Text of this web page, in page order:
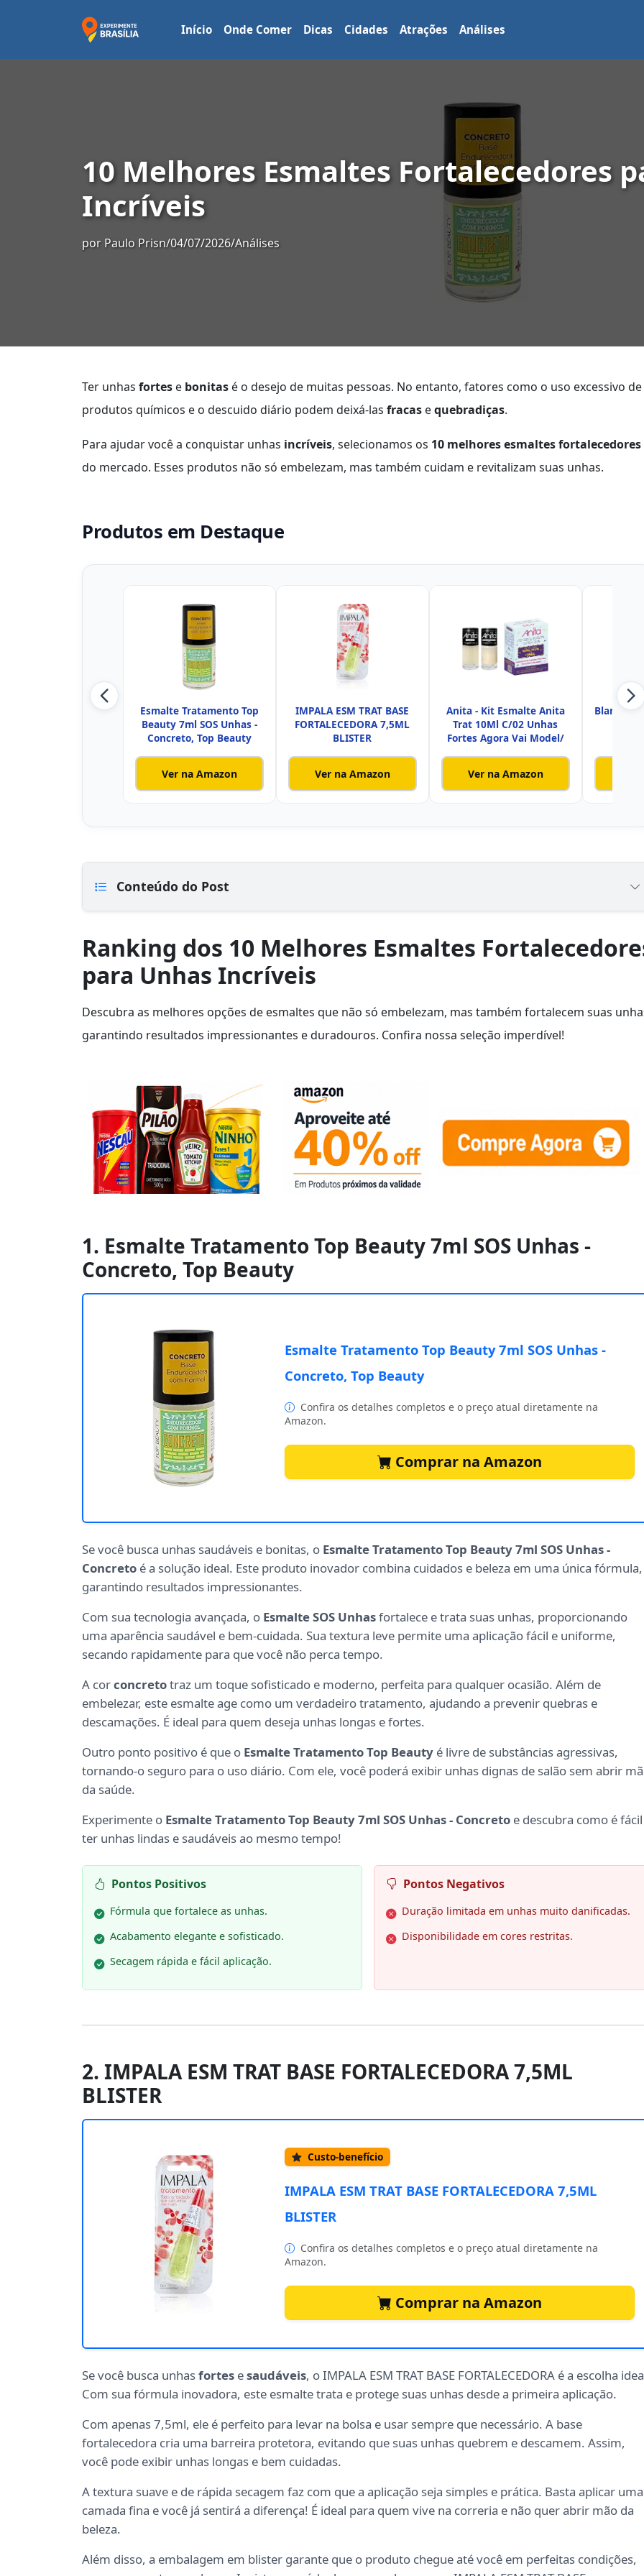
Início Onde Comer Dicas Cidades Atrações Análises
10 Melhores Esmaltes Fortalecedores
Incríveis
por Paulo Prisn/04/07/2026/Análises
Ter unhas fortes e bonitas é o desejo de muitas pessoas. No entanto, fatores como o uso excessivo de
produtos químicos e o descuido diário podem deixá-las fracas equebradiças.
Para ajudar você a conquistar unhas incríveis, selecionamos os 10 melhores esmaltes fortalecedores
do mercado. Esses produtos não só embelezam, mas também cuidam e revitalizam suas unhas.
Produtos em Destaque
Esmalte Tratamento Top
Beauty 7ml SOS Unhas -
Concreto, Top Beauty
Ver na Amazon
IMPALA ESM TRAT BASE
FORTALECEDORA 7,5ML
BLISTER
Ver na Amazon
Anita - Kit Esmalte Anita
Trat 10Ml C/02 Unhas
Fortes Agora Vai Model/
Ver na Amazon
Blant
Conteúdo do Post
Ranking dos 10 Melhores Esmaltes
para Unhas Incríveis
Descubra as melhores opções de esmaltes que não só embelezam, mas também fortalecem suas
garantindo resultados impressionantes e duradouros. Confira nossa seleção imperdível!
1. Esmalte Tratamento Top Beauty 7ml SOS Unhas -
Concreto, Top Beauty
Esmalte Tratamento Top Beauty 7ml SOS Unhas -
Concreto, Top Beauty
Confira os detalhes completos e o preço atual diretamente na
Amazon.
Comprar na Amazon
Se você busca unhas saudáveis e bonitas, o Esmalte Tratamento Top Beauty 7ml SOS Unhas -
Concreto é a solução ideal. Este produto inovador combina cuidados e beleza em uma única fórmula,
garantindo resultados impressionantes.
Com sua tecnologia avançada, o Esmalte SOS Unhasfortalece e trata suas unhas, proporcionando
uma aparência saudável e bem-cuidada. Sua textura leve permite uma aplicação fácil e uniforme,
secando rapidamente para que você não perca tempo.
A corconcretotraz um toque sofisticado e moderno, perfeita para qualquer ocasião. Além de
embelezar, este esmalte age como um verdadeiro tratamento, ajudando a prevenir quebras e
descamações. É ideal para quem deseja unhas longas e fortes.
Outro ponto positivo é que o Esmalte Tratamento Top Beauty é livre de substâncias agressivas,
tornando-o seguro para o uso diário. Com ele, você poderá exibir unhas dignas de salão sem abrir
da saúde.
Experimente o Esmalte Tratamento Top Beauty 7ml SOS Unhas - Concreto e descubra como é fácil
ter unhas lindas e saudáveis ao mesmo tempo!
Pontos Positivos
Fórmula que fortalece as unhas.
Acabamento elegante e sofisticado.
Secagem rápida e fácil aplicação.
Pontos Negativos
Duração limitada em unhas muito danificadas.
Disponibilidade em cores restritas.
2. IMPALA ESM TRAT BASE FORTALECEDORA 7,5ML
BLISTER
Custo-benefício
IMPALA ESM TRAT BASE FORTALECEDORA 7,5ML
BLISTER
Confira os detalhes completos e o preço atual diretamente na
Amazon.
Comprar na Amazon
Se você busca unhasfortes esaudáveis, o IMPALA ESM TRAT BASE FORTALECEDORA é a escolha
Com sua fórmula inovadora, este esmalte trata e protege suas unhas desde a primeira aplicação.
Com apenas 7,5ml, ele é perfeito para levar na bolsa e usar sempre que necessário. A base
fortalecedora cria uma barreira protetora, evitando que suas unhas quebrem e descamem. Assim,
você pode exibir unhas longas e bem cuidadas.
A textura suave e de rápida secagem faz com que a aplicação seja simples e prática. Basta aplicar uma
camada fina e você já sentirá a diferença! É ideal para quem vive na correria e não quer abrir mão da
beleza.
Além disso, a embalagem em blister garante que o produto chegue até você em perfeitas condições,